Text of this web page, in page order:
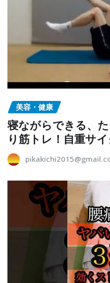
美容・健康
寝ながらできる、
り筋トレ！自重サ